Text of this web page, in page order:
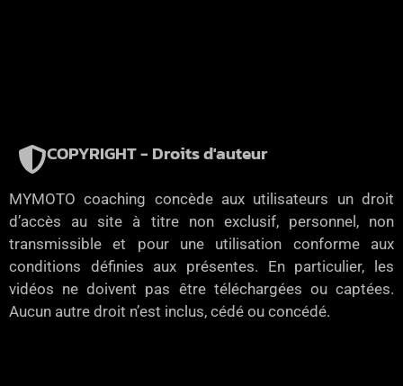
COPYRIGHT - Droits d'auteur
MYMOTO coaching concède aux utilisateurs un droit
d’accès au site à titre non exclusif, personnel, non
transmissible et pour une utilisation conforme aux
conditions définies aux présentes. En particulier, les
vidéos ne doivent pas être téléchargées ou captées.
Aucun autre droit n’est inclus, cédé ou concédé.